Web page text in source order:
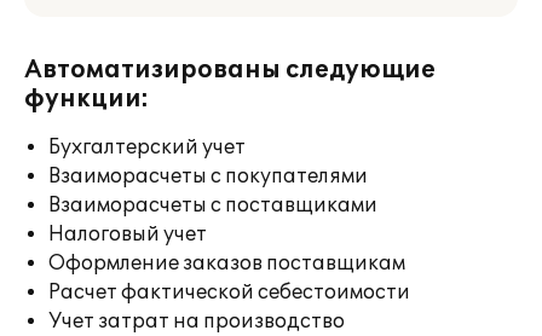
Автоматизированы следующие
функции:
Бухгалтерский учет
Взаиморасчеты с покупателями
Взаиморасчеты с поставщиками
Налоговый учет
Оформление заказов поставщикам
Расчет фактической себестоимости
Учет затрат на производство